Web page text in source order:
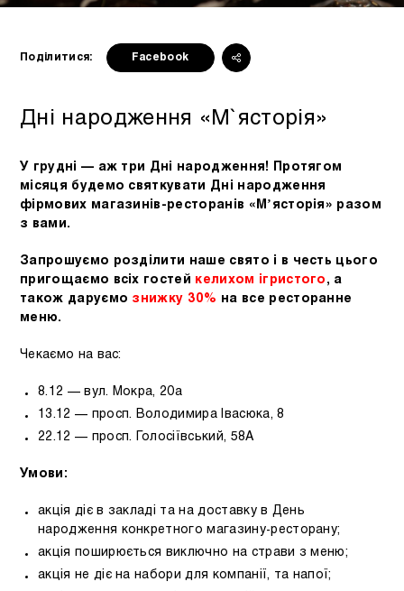
Поділитися: Facebook
Дні народження «М`ясторія»
У грудні — аж три Дні народження! Протягом
місяця будемо святкувати Дні народження
фірмових магазинів-ресторанів «Мʼясторія» разом
з вами.
Запрошуємо розділити наше свято і в честь цього
пригощаємо всіх гостей
келихом ігристого , а
також даруємо знижку 30%
на все ресторанне
меню.
Чекаємо на вас:
8.12 — вул. Мокра, 20а
13.12 — просп. Володимира Івасюка, 8
22.12 — просп. Голосіївський, 58А
Умови:
акція діє в закладі та на доставку в День
народження конкретного магазину-ресторану;
акція поширюється виключно на страви з меню;
акція не діє на набори для компанії, та напої;